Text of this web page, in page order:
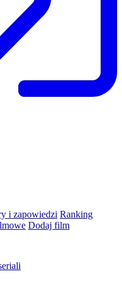
i zapowiedzi Ranking
Dodaj film